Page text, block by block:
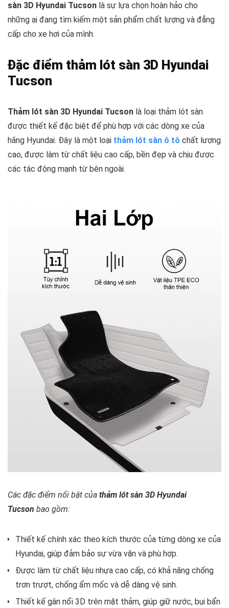
sàn 3D Hyundai Tucson là sự lựa chọn hoàn hảo cho
những ai đang tìm kiếm một sản phẩm chất lượng và đẳng
cấp cho xe hơi của mình.
Đặc điểm thảm lót sàn 3D Hyundai
Tucson
Thảm lót sàn 3D Hyundai Tucson là loại thảm lót sàn
được thiết kế đặc biệt để phù hợp với các dòng xe của
hãng Hyundai. Đây là một loại thảm lót sàn ô tô chất lượng
cao, được làm từ chất liệu cao cấp, bền đẹp và chịu được
các tác động mạnh từ bên ngoài.
Các đặc điểm nổi bật của thảm lót sàn 3D Hyundai
Tucson bao gồm:
Thiết kế chính xác theo kích thước của từng dòng xe của
Hyundai, giúp đảm bảo sự vừa vặn và phù hợp.
Được làm từ chất liệu nhựa cao cấp, có khả năng chống
trơn trượt, chống ẩm mốc và dễ dàng vệ sinh.
Thiết kế gân nổi 3D trên mặt thảm, giúp giữ nước, bụi bẩn